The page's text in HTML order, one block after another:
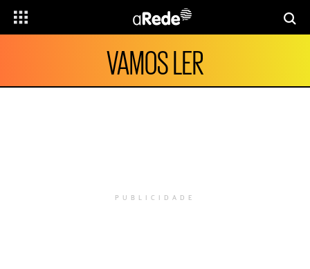
VAMOS LER
PUBLICIDADE